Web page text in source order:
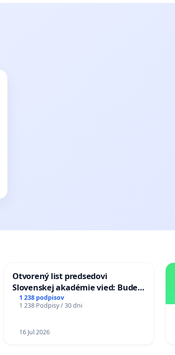
Otvorený list predsedovi
Slovenskej akadémie vied: Bude
mať Vízia Slovenska 2040 mravnú
chrbticu?
1 238 podpisov
1 238 Podpisy / 30 dni
16 Jul 2026